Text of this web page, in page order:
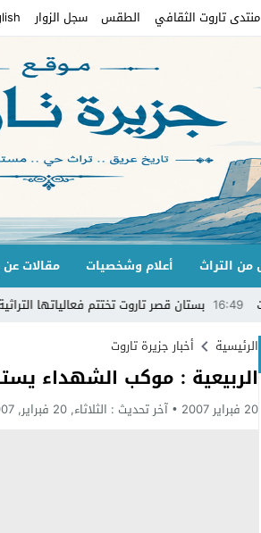
منتدى تاروت الثقافي الطقس سجل الزوار
التراث أعلام وشخصيات مقالات عن
قصر تاروت تختتم فعالياتها التراثية والشعبي
الرئيسية
أخبار جزيرة تاروت
الربيعية : موكب الشهداء
20 فبراير 2007 آخر تحديث : الثلاثاء, 20 فبراير, 2007 - 3:03 صباحًا